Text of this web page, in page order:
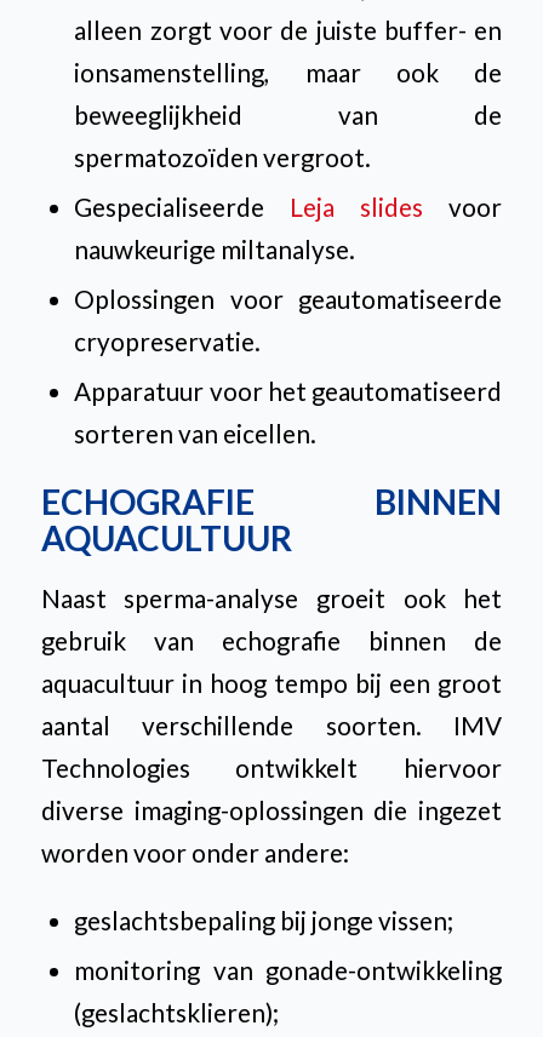
alleen zorgt voor de juiste buffer- en
ionsamenstelling, maar ook de
beweeglijkheid van de
spermatozoïden vergroot.
Gespecialiseerde Leja slides voor
nauwkeurige miltanalyse.
Oplossingen voor geautomatiseerde
cryopreservatie.
Apparatuur voor het geautomatiseerd
sorteren van eicellen.
ECHOGRAFIE BINNEN
AQUACULTUUR
Naast sperma-analyse groeit ook het
gebruik van echografie binnen de
aquacultuur in hoog tempo bij een groot
aantal verschillende soorten. IMV
Technologies ontwikkelt hiervoor
diverse imaging-oplossingen die ingezet
worden voor onder andere:
geslachtsbepaling bij jonge vissen;
monitoring van gonade-ontwikkeling
(geslachtsklieren);